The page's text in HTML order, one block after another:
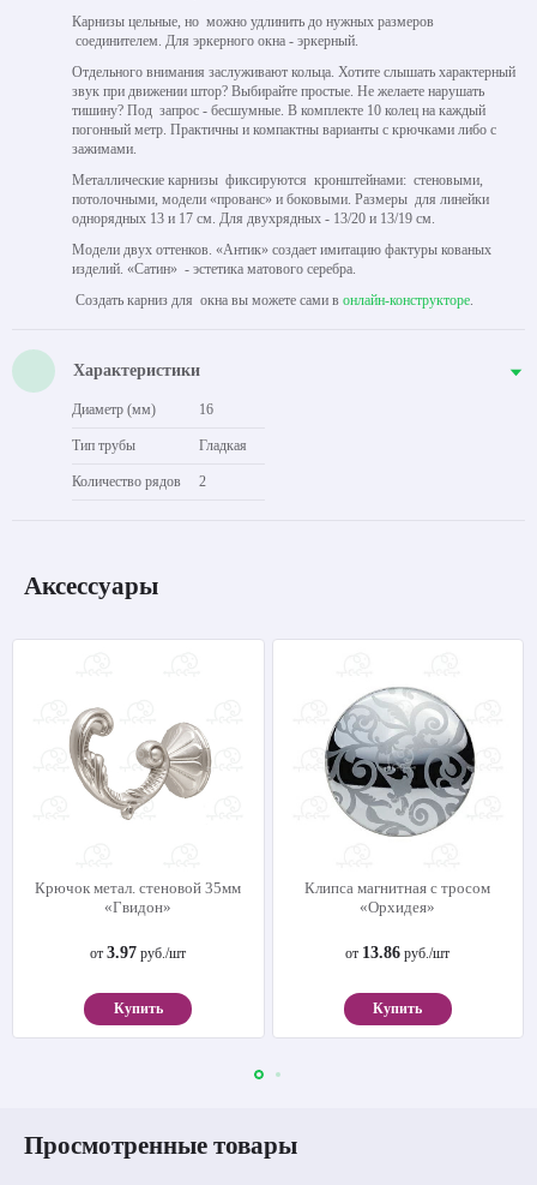
Карнизы цельные, но можно удлинить до нужных размеров
соединителем. Для эркерного окна - эркерный.
Отдельного внимания заслуживают кольца. Хотите слышать характерный
звук при движении штор? Выбирайте простые. Не желаете нарушать
тишину? Под запрос - бесшумные. В комплекте 10 колец на каждый
погонный метр. Практичны и компактны варианты с крючками либо с
зажимами.
Металлические карнизы фиксируются кронштейнами: стеновыми,
потолочными, модели «прованс» и боковыми. Размеры для линейки
однорядных 13 и 17 см. Для двухрядных - 13/20 и 13/19 см.
Модели двух оттенков. «Антик» создает имитацию фактуры кованых
изделий. «Сатин» - эстетика матового серебра.
Создать карниз для окна вы можете сами в онлайн-конструкторе.
Характеристики
Диаметр (мм) 16
Тип трубы Гладкая
Количество рядов 2
Аксессуары
Крючок метал. стеновой 35мм
«Гвидон»
от3.97 руб./шт
Купить
Клипса магнитная с тросом
«Орхидея»
от 13.86 руб./шт
Купить
Просмотренные товары